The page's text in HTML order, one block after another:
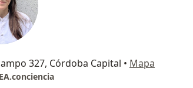
327, Córdoba Capital • Mapa